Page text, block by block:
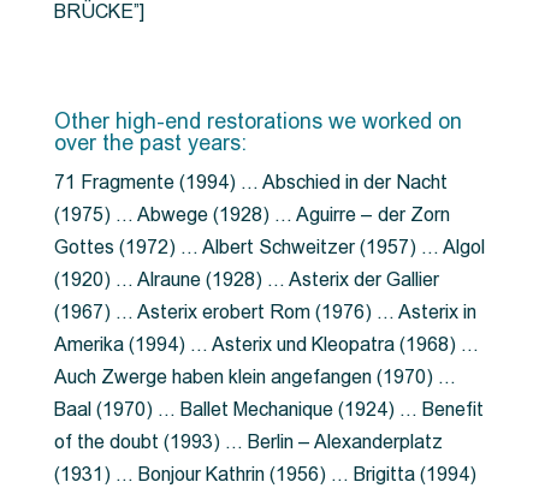
BRÜCKE”]
Other high-end restorations we worked on
over the past years:
71 Fragmente (1994) … Abschied in der Nacht
(1975) … Abwege (1928) … Aguirre – der Zorn
Gottes (1972) … Albert Schweitzer (1957) … Algol
(1920) … Alraune (1928) … Asterix der Gallier
(1967) … Asterix erobert Rom (1976) … Asterix in
Amerika (1994) … Asterix und Kleopatra (1968) …
Auch Zwerge haben klein angefangen (1970) …
Baal (1970) … Ballet Mechanique (1924) … Benefit
of the doubt (1993) … Berlin – Alexanderplatz
(1931) … Bonjour Kathrin (1956) … Brigitta (1994)